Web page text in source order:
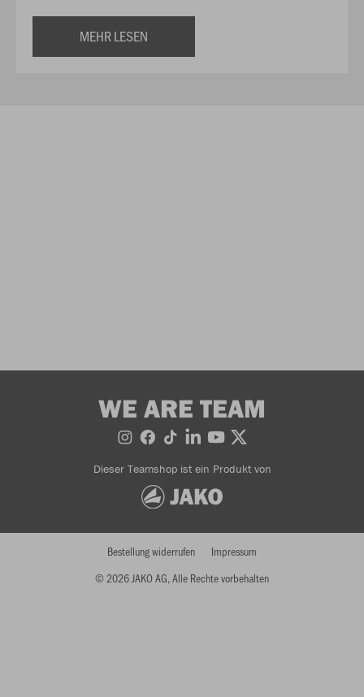
MEHR LESEN
WE ARE TEAM
Dieser Teamshop ist ein Produkt von
© 2026 JAKO AG, Alle Rechte vorbehalten
Bestellung widerrufen Impressum